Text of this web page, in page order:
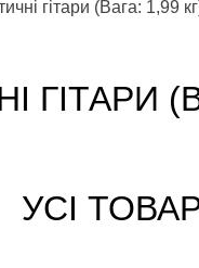
гітари (Вага: 1,99
ГІТАРИ
УСІ